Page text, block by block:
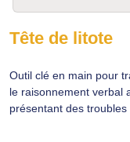
Tête de litote
Outil clé en main pour
le raisonnement verbal
présentant des